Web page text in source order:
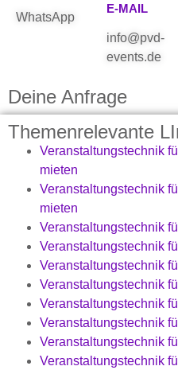
WhatsApp
E-MAIL
info@pvd-
events.de
Deine Anfrage
Themenrelevante
Veranstaltungstechnik
mieten
Veranstaltungstechnik
mieten
Veranstaltungstechnik
Veranstaltungstechnik
Veranstaltungstechnik
Veranstaltungstechnik
Veranstaltungstechnik
Veranstaltungstechnik
Veranstaltungstechnik
Veranstaltungstechnik